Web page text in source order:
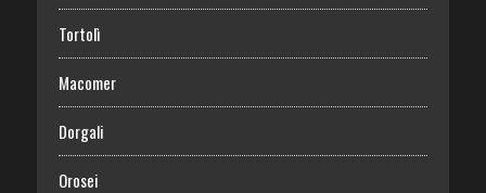
Tortolì
Macomer
Dorgali
Orosei